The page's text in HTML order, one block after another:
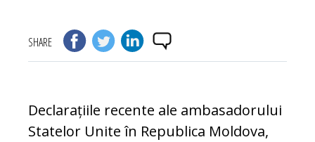
SHARE
Declarațiile recente ale ambasadorului
Sta­telor Unite în Republica Moldova,